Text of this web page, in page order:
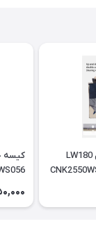
کیسه خواب مدل LW180